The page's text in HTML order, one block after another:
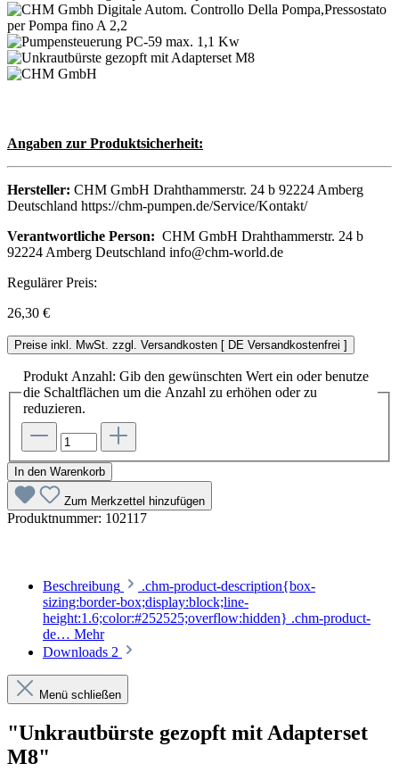
Angaben zur Produktsicherheit:
Hersteller: CHM GmbH Drahthammerstr. 24 b 92224 Amberg
Deutschland https://chm-pumpen.de/Service/Kontakt/
Verantwortliche Person: CHM GmbH Drahthammerstr. 24 b
92224 Amberg Deutschland info@chm-world.de
Regulärer Preis:
26,30 €
Preise inkl. MwSt. zzgl. Versandkosten [ DE Versandkostenfrei ]
Produkt Anzahl: Gib den gewünschten Wert ein oder benutze
die Schaltflächen um die Anzahl zu erhöhen oder zu
reduzieren.
In den Warenkorb
Zum Merkzettel hinzufügen
Produktnummer: 102117
Beschreibung
.chm-product-description{box-
sizing:border-box;display:block;line-
height:1.6;color:#252525;overflow:hidden} .chm-product-
de… Mehr
Downloads 2
Menü schließen
"Unkrautbürste gezopft mit Adapterset
M8"